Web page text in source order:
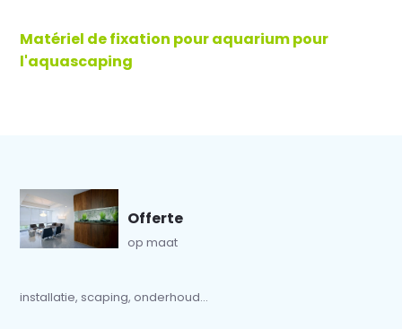
Matériel de fixation pour aquarium pour
l'aquascaping
Offerte
op maat
installatie, scaping, onderhoud...